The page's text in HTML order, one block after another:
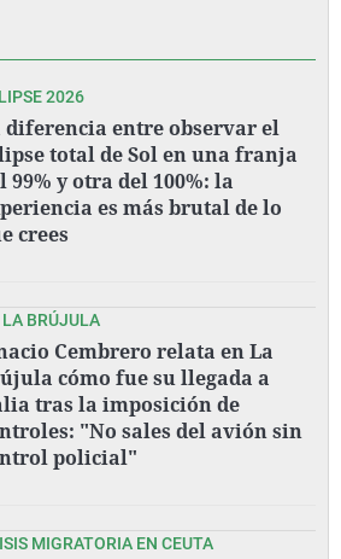
2026
diferencia entre observar el
total de Sol en una franja
99% y otra del 100%: la
es más brutal de lo
crees
LA BRÚJULA
Cembrero relata en La
cómo fue su llegada a
tras la imposición de
"No sales del avión sin
policial"
MIGRATORIA EN CEUTA